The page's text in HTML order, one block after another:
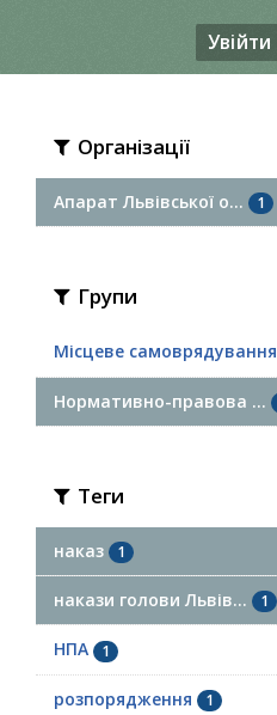
Увійти
Організації
Апарат Львівської о... 1
Групи
Місцеве самоврядування
Нормативно-правова ...
Теги
наказ 1
накази голови Львів... 1
НПА 1
розпорядження 1